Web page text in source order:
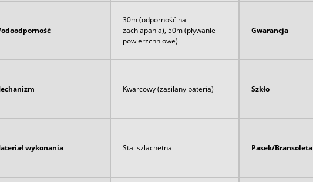
30m (odporność na
zachlapania), 50m (pływanie
powierzchniowe)
Gwarancja
Kwarcowy (zasilany baterią) Szkło
wykonania Stal szlachetna Pasek/Bransoleta